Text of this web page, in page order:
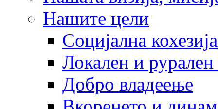
Нашите цели
Социјална кохезија
Локален и рурален
Добро владеење